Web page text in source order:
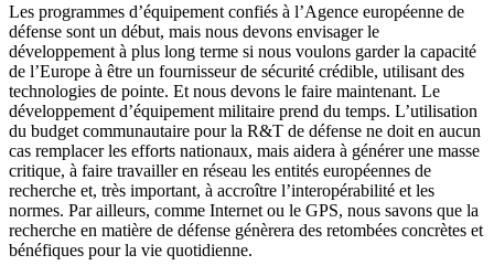
Les programmes d’équipement confiés à l’Agence européenne de
défense sont un début, mais nous devons envisager le
développement à plus long terme si nous voulons garder la capacité
de l’Europe à être un fournisseur de sécurité crédible, utilisant des
technologies de pointe. Et nous devons le faire maintenant. Le
développement d’équipement militaire prend du temps. L’utilisation
du budget communautaire pour la R&T de défense ne doit en aucun
cas remplacer les efforts nationaux, mais aidera à générer une masse
critique, à faire travailler en réseau les entités européennes de
recherche et, très important, à accroître l’interopérabilité et les
normes. Par ailleurs, comme Internet ou le GPS, nous savons que la
recherche en matière de défense génèrera des retombées concrètes et
bénéfiques pour la vie quotidienne.